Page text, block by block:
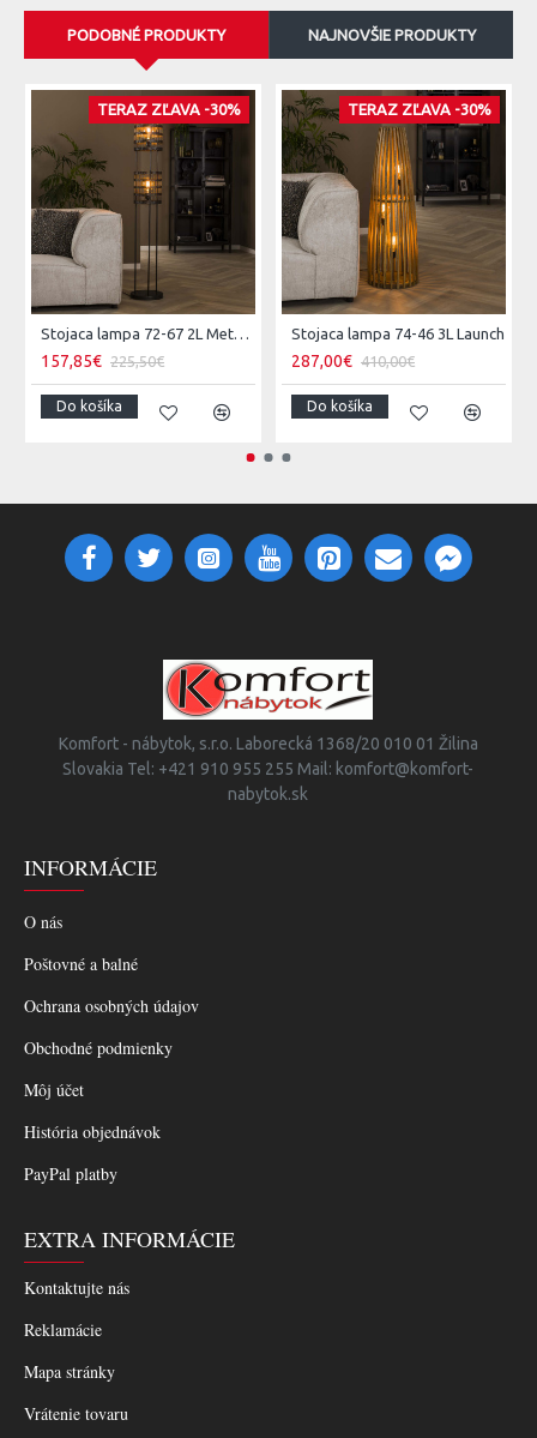
PODOBNÉ PRODUKTY NAJNOVŠIE PRODUKTY
TERAZ ZĽAVA -30%
Stojaca lampa 72-67 2L Metal Blinds
157,85€ 225,50€
Do košíka
TERAZ ZĽAVA -30%
Stojaca lampa 74-46 3L Launch
287,00€ 410,00€
Do košíka
Komfort - nábytok, s.r.o. Laborecká 1368/20 010 01 Žilina
Slovakia Tel: +421 910 955 255 Mail: komfort@komfort-
nabytok.sk
INFORMÁCIE
O nás
Poštovné a balné
Ochrana osobných údajov
Obchodné podmienky
Môj účet
História objednávok
PayPal platby
EXTRA INFORMÁCIE
Kontaktujte nás
Reklamácie
Mapa stránky
Vrátenie tovaru